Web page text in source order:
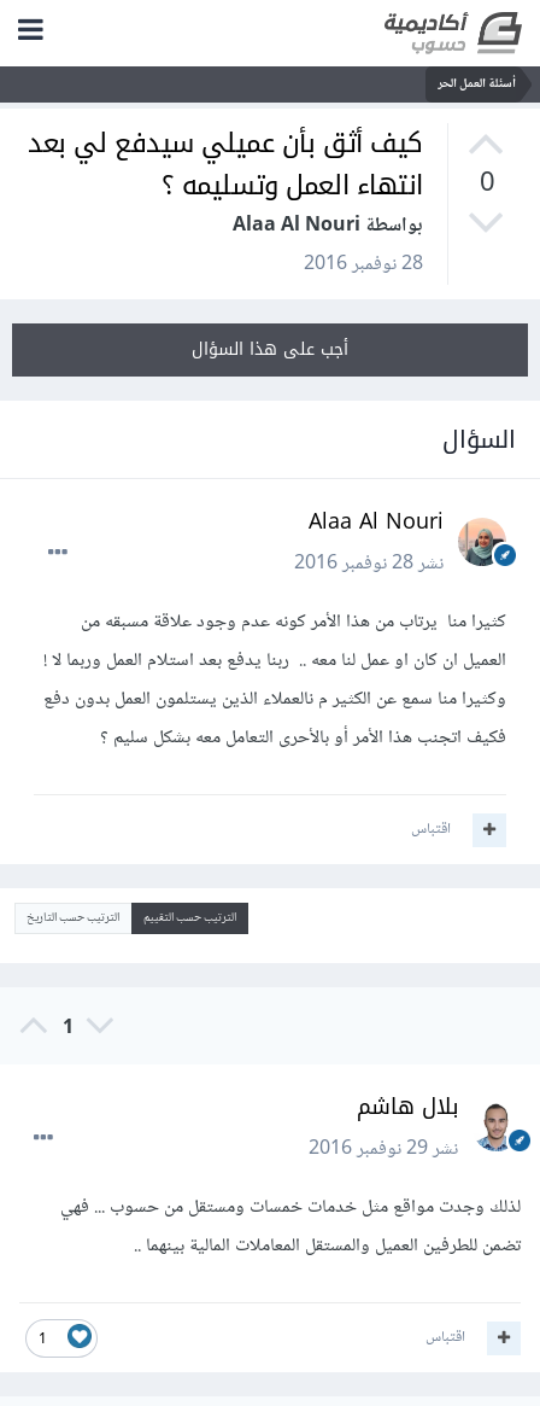
أسئلة العمل الحر
0
كيف أثق بأن عميلي سيدفع لي بعد
انتهاء العمل وتسليمه ؟
بواسطة Alaa Al Nouri
28 نوفمبر 2016
أجب على هذا السؤال
السؤال
Alaa Al Nouri
نشر28 نوفمبر 2016
كثيرا منا يرتاب من هذا الأمر كونه عدم وجود علاقة مسبقه من
العميل ان كان او عمل لنا معه .. ربنا يدفع بعد استلام العمل وربما لا !
وكثيرا منا سمع عن الكثير م نالعملاء الذين يستلمون العمل بدون دفع
فكيف اتجنب هذا الأمر أو بالأحرى التعامل معه بشكل سليم ؟
اقتباس
الترتيب حسب التقييم الترتيب حسب التاريخ
1
بلال هاشم
نشر29 نوفمبر 2016
لذلك وجدت مواقع مثل خدمات خمسات ومستقل من حسوب ... فهي
تضمن للطرفين العميل والمستقل المعاملات المالية بينهما ..
1 اقتباس